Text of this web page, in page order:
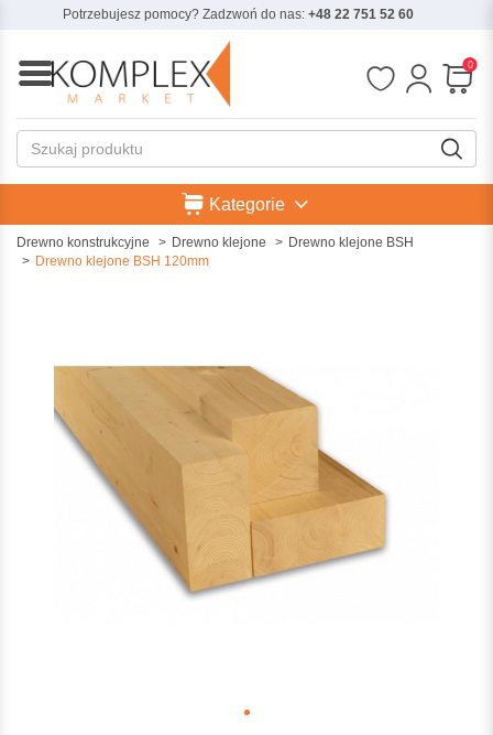
Potrzebujesz pomocy? Zadzwoń do nas: +48 22 751 52 60
0
Kategorie
Drewno konstrukcyjne Drewno klejone
Drewno klejone BSH
Drewno klejone BSH 120mm